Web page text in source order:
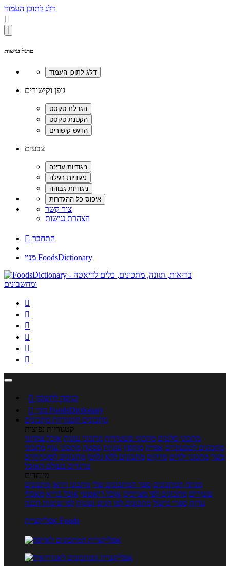
דלג לתוכן העמוד

סרגל נגישות
גופן וקישורים
צבעים
צור קשר
הצהרת נגישות
 התחבר
מנוי FoodsDictionary






 כניסה לחשבון

מנוי FoodsDictionary
מתכונים קטגוריות מתכונים
קטגוריות נפוצות
מתכוני סלטים מתכוני פשטידות מתכוני עוגות אוכל צמחוני
מתכונים לטבעוניים אפייה מוקפץ עוגיות פסטה מתכוני עוף מתכוני
בשר מתכוני ילדים מרקים מתכונים ללא גלוטן מתכונים לסוכרתיים
טרנדים בעולם האוכל
מיוחדים
מנתח המתכונים ספר המתכונים שלי מתכוני וידאו מתכונים
עשירים מתכונים לפי מצרכים אוכל דיאטטי אוכל בריא מאכלי
עדות ספרי בישול מתכונים לפי חגים ועונות לפי שיטות הכנה
אפליקציית Foods